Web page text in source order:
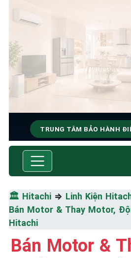
TRUNG TÂM BẢO HÀNH
SỬA CHỮA &
Thiểu
🏛️ Hitachi ⇒ Linh Kiện
Bán Motor & Thay Motor,
Hitachi
Bán Motor &